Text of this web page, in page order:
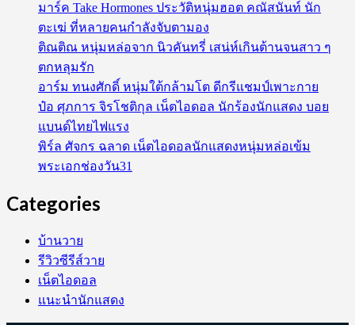
มาร์ค Take Hormones ประวัติหนุ่มฮอต คณัสนันท์ นัก
ตะเฆ่ ที่หลายคนกำลังจับตามอง
ติณติณ หนุ่มหล่อจาก นิวคันทรี่ เสน่ห์เกินต้านจนสาว ๆ
ตกหลุมรัก
อาร์ม ทนงศักดิ์ หนุ่มใต้กล้ามโต ดีกรีแชมป์เพาะกาย
ป๋อ ศุภการ จิรโชติกุล เน็ตไอดอล นักร้องนักแสดง บอย
แบนด์ไทยไฟแรง
พิร์ล ศัจกร ฉลาด เน็ตไอดอลนักแสดงหนุ่มหล่อเข้ม
พระเอกช่องวัน31
Categories
บ้านวาย
รีวิวซีรีส์วาย
เน็ตไอดอล
แนะนำนักแสดง